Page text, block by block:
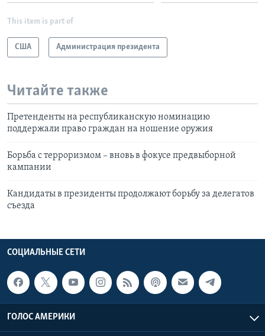
This item is part of
США Администрация президента
Читайте также
Претенденты на республиканскую номинацию
поддержали право граждан на ношение оружия
Борьба с терроризмом – вновь в фокусе предвыборной
кампании
Кандидаты в президенты продолжают борьбу за делегатов
съезда
СОЦИАЛЬНЫЕ СЕТИ
ГОЛОС АМЕРИКИ